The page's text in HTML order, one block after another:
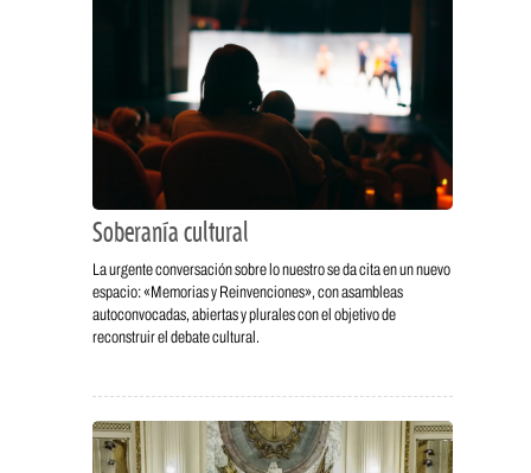
Soberanía cultural
La urgente conversación sobre lo nuestro se da cita en un nuevo
espacio: «Memorias y Reinvenciones», con asambleas
autoconvocadas, abiertas y plurales con el objetivo de
reconstruir el debate cultural.